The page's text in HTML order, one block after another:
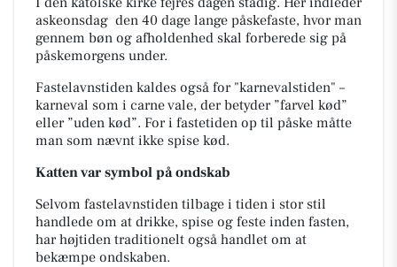
askeonsdag den 40 dage lange påskefaste, hvor man
gennem bøn og afholdenhed skal forberede sig på
påskemorgens under.
Fastelavnstiden kaldes også for "karnevalstiden" –
karneval som i carne vale, der betyder ”farvel kød”
eller ”uden kød”. For i fastetiden op til påske måtte
man som nævnt ikke spise kød.
Katten var symbol på ondskab
Selvom fastelavnstiden tilbage i tiden i stor stil
handlede om at drikke, spise og feste inden fasten,
har højtiden traditionelt også handlet om at
bekæmpe ondskaben.